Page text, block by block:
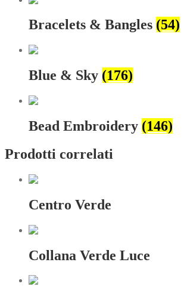
Bracelets & Bangles (54)
Blue & Sky (176)
Bead Embroidery (146)
Prodotti correlati
Centro Verde
Collana Verde Luce